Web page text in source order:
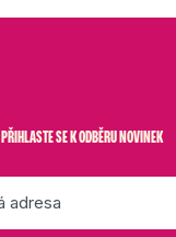
PŘIHLASTE SE K ODBĚRU NOVINEK